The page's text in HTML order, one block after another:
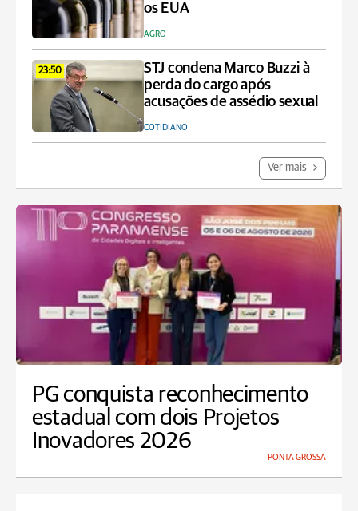
os EUA
AGRO
23:50
STJ condena Marco Buzzi à
perda do cargo após
acusações de assédio sexual
COTIDIANO
Ver mais
PG conquista reconhecimento
estadual com dois Projetos
Inovadores 2026
PONTA GROSSA